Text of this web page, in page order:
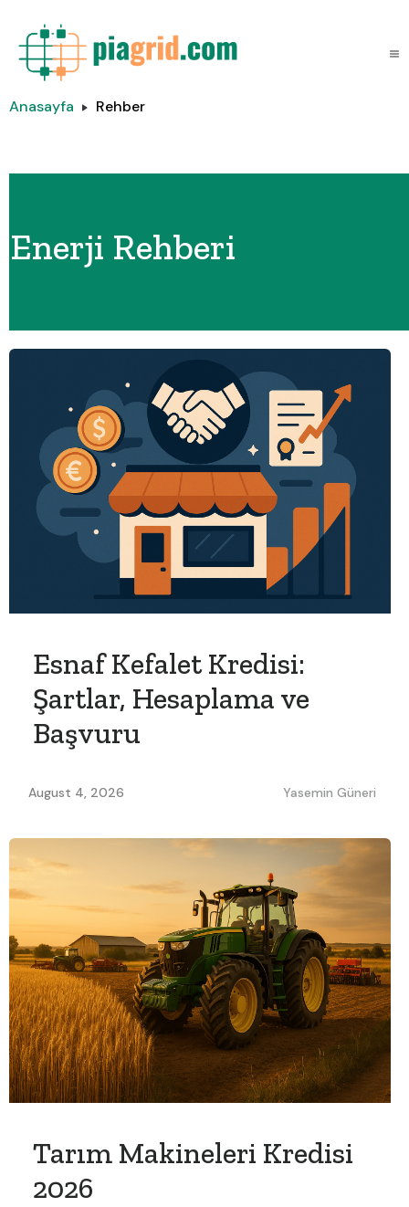
Anasayfa Rehber
Enerji Rehberi
Esnaf Kefalet Kredisi:
Şartlar, Hesaplama ve
Başvuru
August 4, 2026 Yasemin Güneri
Tarım Makineleri Kredisi
2026